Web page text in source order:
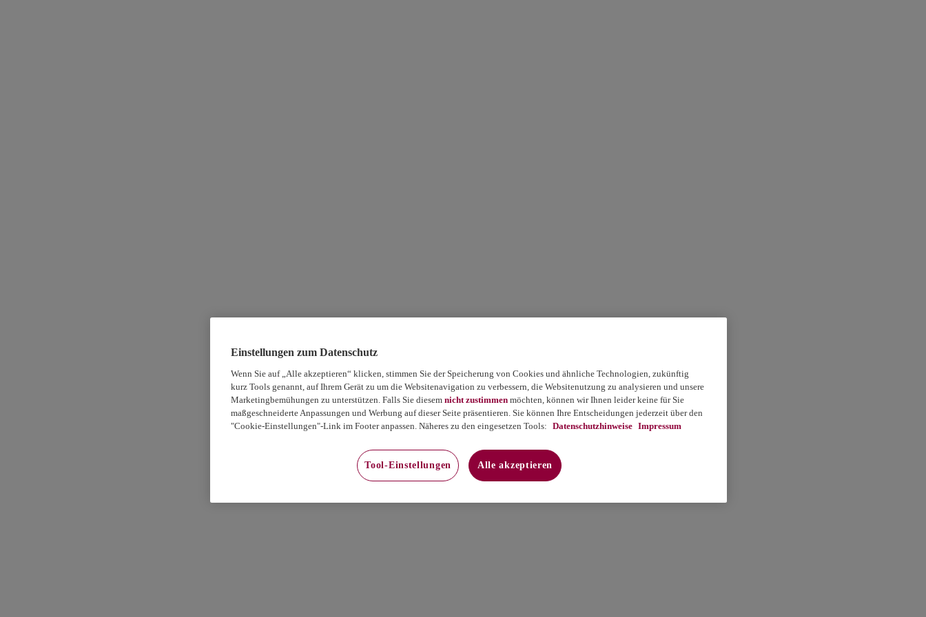
Einstellungen zum Datenschutz
Wenn Sie auf „Alle akzeptieren“ klicken, stimmen Sie der Speicherung von Cookies und ähnliche Technologien, zukünftig
kurz Tools genannt, auf Ihrem Gerät zu um die Websitenavigation zu verbessern, die Websitenutzung zu analysieren und unsere
Marketingbemühungen zu unterstützen. Falls Sie diesem nicht zustimmen möchten, können wir Ihnen leider keine für Sie
maßgeschneiderte Anpassungen und Werbung auf dieser Seite präsentieren. Sie können Ihre Entscheidungen jederzeit über den
"Cookie-Einstellungen"-Link im Footer anpassen. Näheres zu den eingesetzen Tools: Datenschutzhinweise Impressum
Tool-Einstellungen Alle akzeptieren